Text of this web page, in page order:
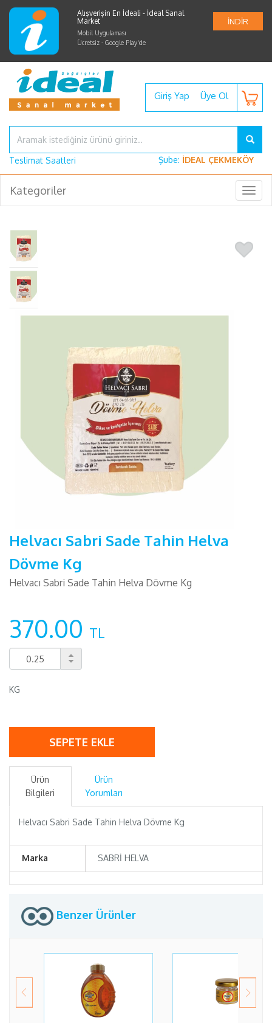
Alışverişin En İdeali - İdeal Sanal
Market
Mobil Uygulaması
Ücretsiz - Google Play'de
İNDİR
Giriş Yap Üye Ol
Teslimat Saatleri Şube: İDEAL ÇEKMEKÖY
Kategoriler
Helvacı Sabri Sade Tahin Helva
Dövme Kg
Helvacı Sabri Sade Tahin Helva Dövme Kg
370.00 TL
KG
SEPETE EKLE
Ürün
Bilgileri
Ürün
Yorumları
Helvacı Sabri Sade Tahin Helva Dövme Kg
Marka SABRİ HELVA
Benzer Ürünler